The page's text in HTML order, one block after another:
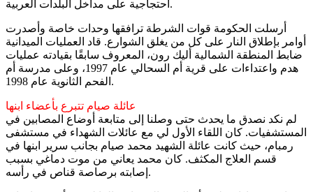
احتجاجية على مداخل البلدات العربية.
أرسلت الحكومة قوات الشرطة ترافقها وحدات خاصة وأصدرت
أوامر بإطلاق النار على كل من يغلق الشوارع. قاد العمليات الميدانية
ضابط المنطقة الشمالية أليك رون، المعروف سابقًا بقيادته عمليات
هدم واعتداءات على قرية أم السحالي عام 1997، وعلى مدرسة أم
الفحم الثانوية عام 1998.
عائلة صيام تتبرع بأعضاء ابنها
لم نكد نصدق ما يحدث حتى وصلنا إلى متابعة أوضاع المصابين في
المستشفيات. كان اللقاء الأول لي مع عائلات الشهداء في مستشفى
رمبام، حيث كانت عائلة الشهيد محمد صيام بجانب سرير ابنها في
قسم العلاج المكثف. كان محمد يعاني من موت دماغي بسبب
إصابته برصاصة قناص في رأسه.